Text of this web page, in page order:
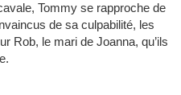
Tommy se rapproche de
de sa culpabilité, les
Rob, le mari de Joanna, qu’ils